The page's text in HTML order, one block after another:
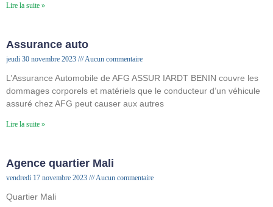
Lire la suite »
Assurance auto
jeudi 30 novembre 2023 Aucun commentaire
L’Assurance Automobile de AFG ASSUR IARDT BENIN couvre les
dommages corporels et matériels que le conducteur d’un véhicule
assuré chez AFG peut causer aux autres
Lire la suite »
Agence quartier Mali
vendredi 17 novembre 2023 Aucun commentaire
Quartier Mali